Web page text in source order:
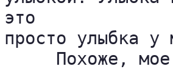
это
просто улыбка у
Похоже,